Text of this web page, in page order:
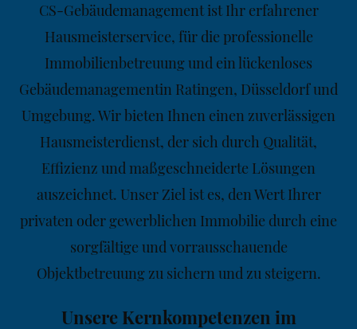
CS-Gebäudemanagement ist Ihr erfahrener
Hausmeisterservice, für die professionelle
Immobilienbetreuung und ein lückenloses
Gebäudemanagementin Ratingen, Düsseldorf und
Umgebung. Wir bieten Ihnen einen zuverlässigen
Hausmeisterdienst, der sich durch Qualität,
Effizienz und maßgeschneiderte Lösungen
auszeichnet. Unser Ziel ist es, den Wert Ihrer
privaten oder gewerblichen Immobilie durch eine
sorgfältige und vorrausschauende
Objektbetreuung zu sichern und zu steigern.
Unsere Kernkompetenzen im